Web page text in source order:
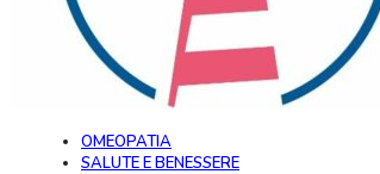
OMEOPATIA
SALUTE E BENESSERE